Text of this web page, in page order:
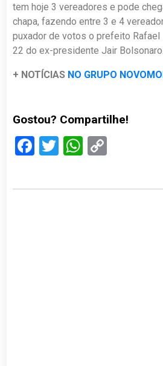
tem hoje 3 vereadores e pode
chapa, fazendo entre 3 e 4
puxador de votos o prefeito Rafael
22 do ex-presidente Jair Bolsonaro.
+ NOTÍCIAS NO GRUPO
Gostou? Compartilhe!
Facebook
TwitterWhatsApp